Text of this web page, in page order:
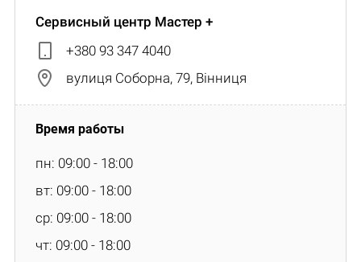
Сервисный центр Мастер +
+380 93 347 4040
вулиця Соборна, 79, Вінниця
пн: 09:00 - 18:00
вт: 09:00 - 18:00
ср: 09:00 - 18:00
чт: 09:00 - 18:00